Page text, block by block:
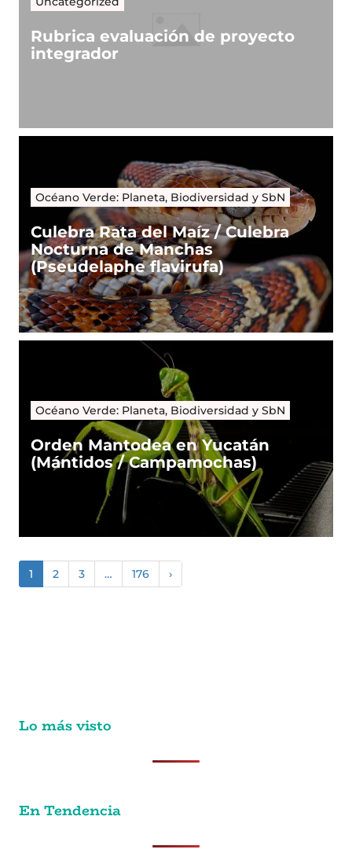
Rubrica evaluación de proyecto
integrador
Océano Verde: Planeta, Biodiversidad y SbN
Culebra Rata del Maíz / Culebra
Nocturna de Manchas
(Pseudelaphe flavirufa)
Océano Verde: Planeta, Biodiversidad y SbN
Orden Mantodea en Yucatán
(Mántidos / Campamochas)
1 2 3 … 176 ›
Lo más visto
En Tendencia